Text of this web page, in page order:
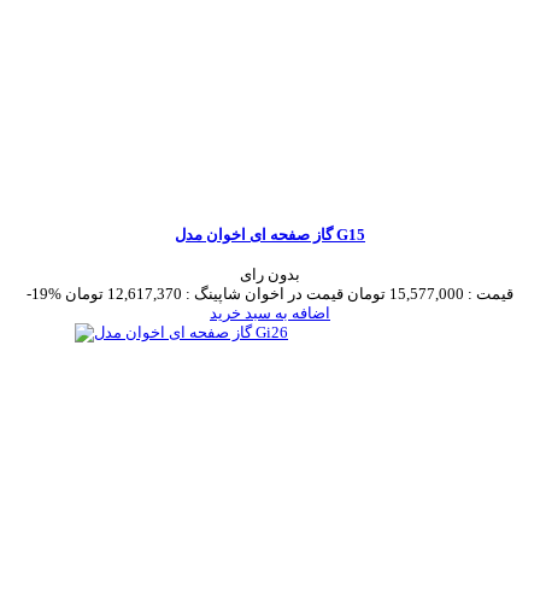
گاز صفحه ای اخوان مدل G15
بدون رای
-19%
قیمت : 15,577,000 تومان قیمت در اخوان شاپینگ : 12,617,370 تومان
اضافه به سبد خرید